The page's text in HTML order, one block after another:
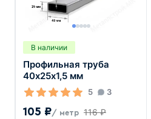
В наличии
Профильная труба
40х25х1,5 мм
5 3
105 ₽/ метр 116 ₽